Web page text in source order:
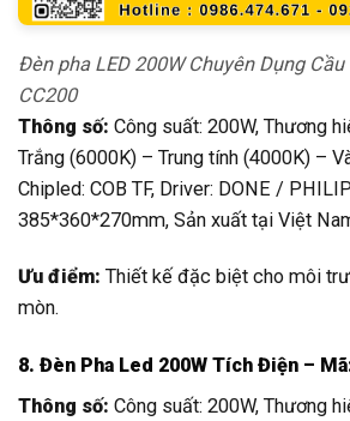
Đèn pha LED 200W Chuyên Dụng
CC200
Thông số: Công suất: 200W, Thương
Trắng (6000K) – Trung tính (4000K) –
Chipled: COB TF, Driver: DONE /
385*360*270mm, Sản xuất tại Việt
Ưu điểm: Thiết kế đặc biệt cho môi
mòn.
8. Đèn Pha Led 200W Tích Điện –
Thông số: Công suất: 200W, Thương